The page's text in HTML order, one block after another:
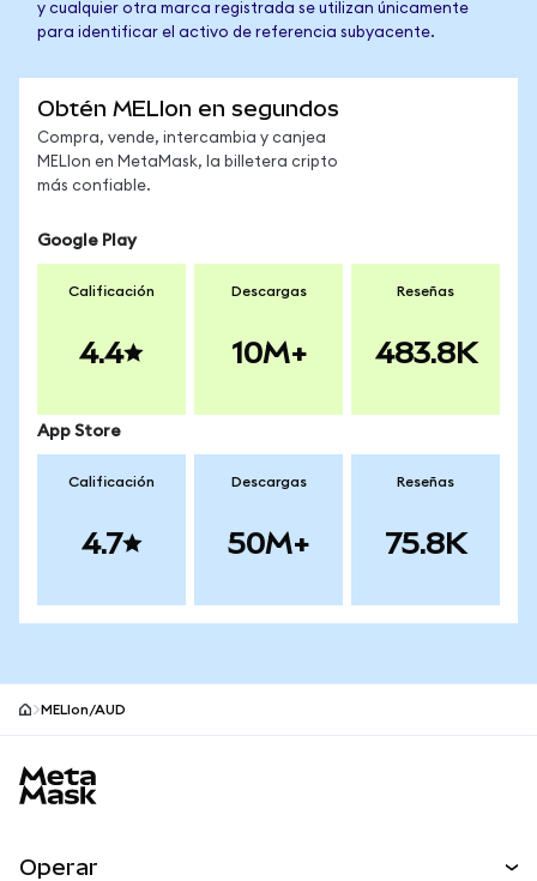
y cualquier otra marca registrada se utilizan únicamente
para identificar el activo de referencia subyacente.
Obtén MELIon en segundos
Compra, vende, intercambia y canjea
MELIon en MetaMask, la billetera cripto
más confiable.
Google Play
Calificación
4.4
Descargas
10M+
Reseñas
483.8K
App Store
Calificación
4.7
Descargas
50M+
Reseñas
75.8K
MELIon/AUD
Operar